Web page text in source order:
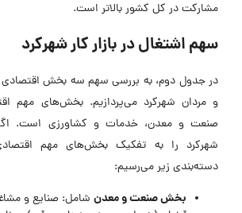
مشارکت در کل کشور بالاتر است.
سهم اشتغال در بازار کار شهرکرد
در جدول دوم، به بررسی سهم سه بخش اقتصادی
و مردان شهرکرد می‌پردازیم. بخش‌های مهم
صنعت و معدن، خدمات و کشاورزی است. اگر
شهرکرد را به تفکیک بخش‌های مهم
دسته‌بندی زیر می‌رسیم:
بخش صنعت و معدن شامل: صنایع و